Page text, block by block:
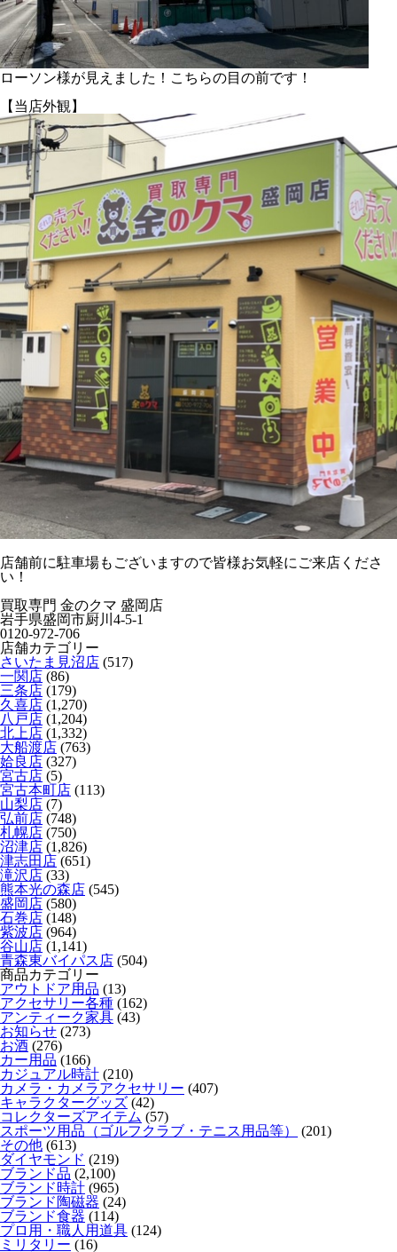
ローソン様が見えました！こちらの目の前です！
【当店外観】
店舗前に駐車場もございますので皆様お気軽にご来店くださ
い！
買取専門 金のクマ 盛岡店
岩手県盛岡市厨川4-5-1
0120-972-706
店舗カテゴリー
さいたま見沼店 (517)
一関店 (86)
三条店 (179)
久喜店 (1,270)
八戸店 (1,204)
北上店 (1,332)
大船渡店 (763)
姶良店 (327)
宮古店 (5)
宮古本町店 (113)
山梨店 (7)
弘前店 (748)
札幌店 (750)
沼津店 (1,826)
津志田店 (651)
滝沢店 (33)
熊本光の森店 (545)
盛岡店 (580)
石巻店 (148)
紫波店 (964)
谷山店 (1,141)
青森東バイパス店 (504)
商品カテゴリー
アウトドア用品 (13)
アクセサリー各種 (162)
アンティーク家具 (43)
お知らせ (273)
お酒 (276)
カー用品 (166)
カジュアル時計 (210)
カメラ・カメラアクセサリー (407)
キャラクターグッズ (42)
コレクターズアイテム (57)
スポーツ用品（ゴルフクラブ・テニス用品等）
(201)
その他 (613)
ダイヤモンド (219)
ブランド品 (2,100)
ブランド時計 (965)
ブランド陶磁器 (24)
ブランド食器 (114)
プロ用・職人用道具 (124)
ミリタリー (16)